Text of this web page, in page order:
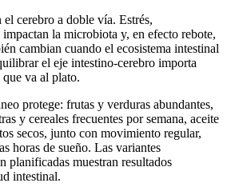
cerebro a doble vía. Estrés,
la microbiota y, en efecto rebote,
cambian cuando el ecosistema intestinal
el eje intestino-cerebro importa
va al plato.
protege: frutas y verduras abundantes,
y cereales frecuentes por semana, aceite
secos, junto con movimiento regular,
horas de sueño. Las variantes
planificadas muestran resultados
intestinal.